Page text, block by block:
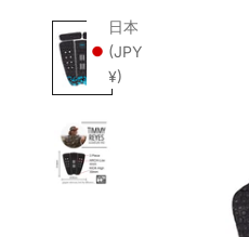
日本
(JPY
¥)